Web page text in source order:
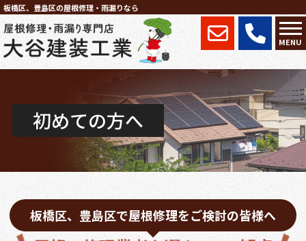
MENU
板橋区、豊島区の屋根修理・雨漏りなら
初めての方へ
板橋区、豊島区で屋根修理をご検討の皆様へ